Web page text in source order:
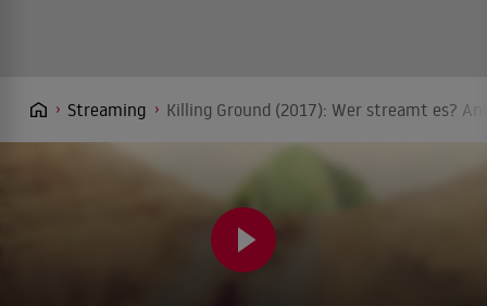
Streaming Killing Ground (2017): Wer streamt es?